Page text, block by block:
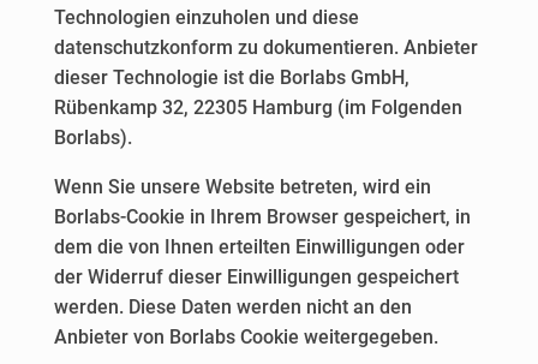
Technologien einzuholen und diese
datenschutzkonform zu dokumentieren. Anbieter
dieser Technologie ist die Borlabs GmbH,
Rübenkamp 32, 22305 Hamburg (im Folgenden
Borlabs).
Wenn Sie unsere Website betreten, wird ein
Borlabs-Cookie in Ihrem Browser gespeichert, in
dem die von Ihnen erteilten Einwilligungen oder
der Widerruf dieser Einwilligungen gespeichert
werden. Diese Daten werden nicht an den
Anbieter von Borlabs Cookie weitergegeben.